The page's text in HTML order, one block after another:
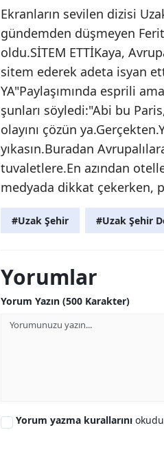
Ekranların sevilen dizisi
gündemden düşmeyen
oldu.SİTEM ETTİKaya,
sitem ederek adeta isyan
YA"Paylaşımında esprili
şunları söyledi:"Abi bu
olayını çözün
yıkasın.Buradan
tuvaletlere.En azından
medyada dikkat çekerken,
#Uzak Şehir #Uzak Şehir
Yorumlar
Yorum Yazın (500 Karakter)
Yorum yazma kurallarını